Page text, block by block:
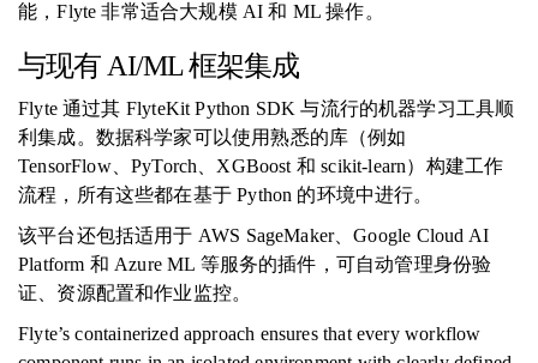
能，Flyte 非常适合大规模 AI 和 ML 操作。
与现有 AI/ML 框架集成
Flyte 通过其 FlyteKit Python SDK 与流行的机器学习工具顺
利集成。数据科学家可以使用熟悉的库（例如
TensorFlow、PyTorch、XGBoost 和 scikit-learn）构建工作
流程，所有这些都在基于 Python 的环境中进行。
该平台还包括适用于 AWS SageMaker、Google Cloud AI
Platform 和 Azure ML 等服务的插件，可自动管理身份验
证、资源配置和作业监控。
Flyte’s containerized approach ensures that every workflow